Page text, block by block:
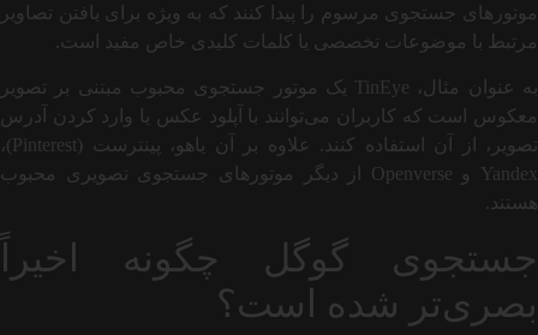
موتورهای جستجوی مرسوم را پیدا کنند که به ویژه برای یافتن تصاویر
مرتبط با موضوعات تخصصی یا کلمات کلیدی خاص مفید است.
به عنوان مثال، TinEye یک موتور جستجوی محبوب مبتنی بر تصویر
معکوس است که کاربران می‌توانند با آپلود عکس یا وارد کردن آدرس
تصویر، از آن استفاده کنند. علاوه بر آن یاهو، پینترست (Pinterest)،
Yandex و Openverse از دیگر موتورهای جستجوی تصویری محبوب
هستند.
جستجوی گوگل چگونه اخیراً
بصری‌تر شده است؟